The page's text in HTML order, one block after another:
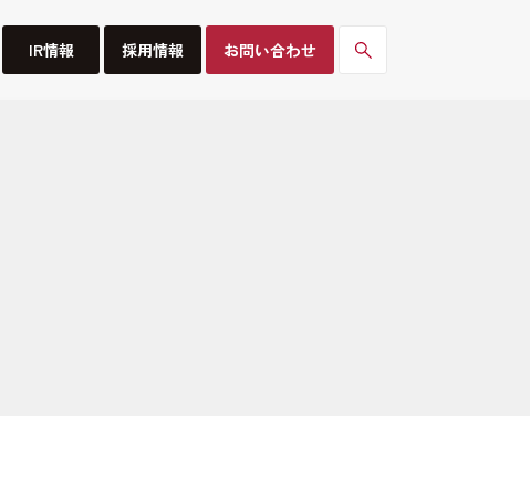
IR情報 採用情報 お問い合わせ